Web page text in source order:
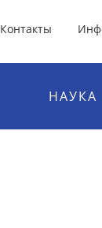
Контакты
НАУКА